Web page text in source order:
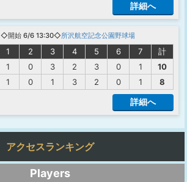
詳細へ
◇開始 6/6 13:30◇所沢航空記念公園野球場
1 2 3 4 5 6 7
計
1 0 3 2 3 0 1
10
1 0 1 3 2 0 1 8
詳細へ
アクセスランキング
Players